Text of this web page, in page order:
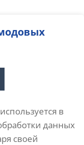
в
данных
своей